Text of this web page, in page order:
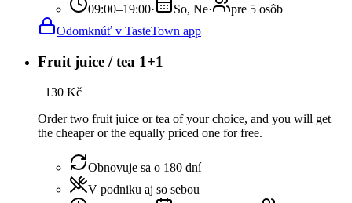
09:00–19:00· So, Ne·
pre 5 osôb
Odomknúť v TasteTown app
Fruit juice / tea 1+1
−130 Kč
Order two fruit juice or tea of your choice, and you will get
the cheaper or the equally priced one for free.
Obnovuje sa o 180 dní
V podniku aj so sebou